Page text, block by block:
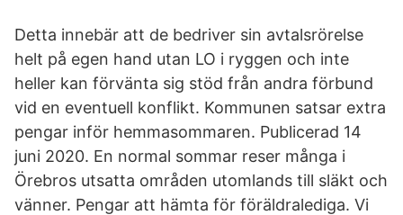
Detta innebär att de bedriver sin avtalsrörelse
helt på egen hand utan LO i ryggen och inte
heller kan förvänta sig stöd från andra förbund
vid en eventuell konflikt. Kommunen satsar extra
pengar inför hemmasommaren. Publicerad 14
juni 2020. En normal sommar reser många i
Örebros utsatta områden utomlands till släkt och
vänner. Pengar att hämta för föräldralediga. Vi